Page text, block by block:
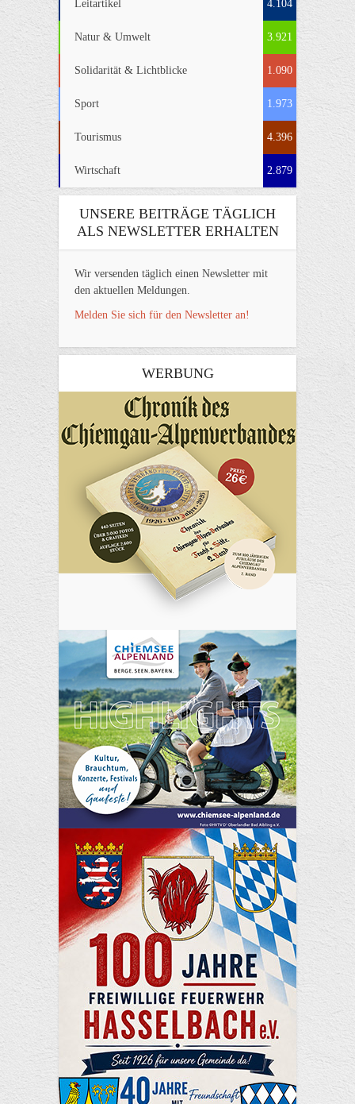
Leitartikel 4.104
Natur & Umwelt 3.921
Solidarität & Lichtblicke 1.090
Sport 1.973
Tourismus 4.396
Wirtschaft 2.879
UNSERE BEITRÄGE TÄGLICH
ALS NEWSLETTER ERHALTEN
Wir versenden täglich einen Newsletter mit
den aktuellen Meldungen.
Melden Sie sich für den Newsletter an!
WERBUNG